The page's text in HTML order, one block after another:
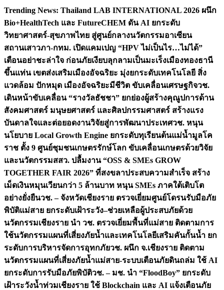
Skip
content
Trending News: Thailand LAB INTERNATIONAL 2026 ผนึก
Bio+HealthTech และ FutureCHEM ดัน AI ยกระดับ
วิทยาศาสตร์-สุขภาพไทย สู่ศูนย์กลางนวัตกรรมอาเซียน
สถานเสาวภา-กทม. เปิดแคมเปญ “HPV ไม่เป็นไร…ไม่ได้”
เตือนอย่าชะล่าใจ ก่อนภัยเงียบลุกลามเป็นมะเร็งเมืองทองธานี
ขึ้นแท่น เขตส่งเสริมเมืองอัจฉริยะ มุ่งยกระดับเทคโนโลยี สิ่ง
แวดล้อม ปักหมุด เมืองอัจฉริยะมีชีวิต ขับเคลื่อนเศรษฐกิจวช.
เดินหน้าขับเคลื่อน “รางวัลธัชชา” ยกย่องผู้สร้างคุณูปการด้าน
สังคมศาสตร์ มนุษยศาสตร์ และศิลปกรรมศาสตร์ สร้างแรง
บันดาลใจและต่อยอดงานวิจัยสู่การพัฒนาประเทศวช. หนุน
นโยบาย Local Growth Engine ยกระดับทุเรียนต้นแม่น้ำมูลโค
ราช ตั้ง 9 ศูนย์ชุมชนเกษตรรักษ์โลก ขับเคลื่อนเกษตรด้วยวิจัย
และนวัตกรรมสสว. ปลื้มงาน “OSS & SMEs GROW
TOGETHER FAIR 2026” ที่สงขลาประสบความสำเร็จ สร้าง
เม็ดเงินหมุนเวียนกว่า 5 ล้านบาท หนุน SMEs ภาคใต้เติบโต
อย่างยั่งยืนวช. – จังหวัดเชียงราย ตรวจเยี่ยมศูนย์โดรนรับมือภัย
พิบัติแม่สาย ยกระดับเฝ้าระวัง–ช่วยเหลือผู้ประสบภัยด้วย
นวัตกรรมเชียงราย นำ วช. ตรวจเยี่ยมพื้นที่แม่สาย ติดตามการ
ใช้นวัตกรรมแผนที่เสี่ยงภัยน้ำและเทคโนโลยีเสริมคันกั้นน้ำ ยก
ระดับการบริหารจัดการอุทกภัยวช. ผนึก จ.เชียงราย ติดตาม
นวัตกรรมแผนที่เสี่ยงภัยน้ำแม่สาย-ระบบเตือนภัยดินถล่ม ใช้ AI
ยกระดับการรับมือภัยพิบัติวช. – มช. นำ “FloodBoy” ยกระดับ
เฝ้าระวังน้ำท่วมเชียงราย ใช้ Blockchain และ AI แจ้งเตือนภัย